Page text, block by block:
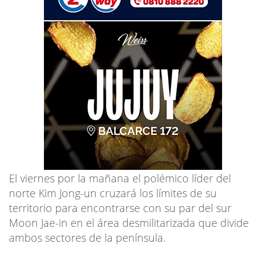
El viernes por la mañana el polémico líder del
norte Kim Jong-un cruzará los límites de su
territorio para encontrarse con su par del sur
Moon Jae-in en el área desmilitarizada que divide
ambos sectores de la península.